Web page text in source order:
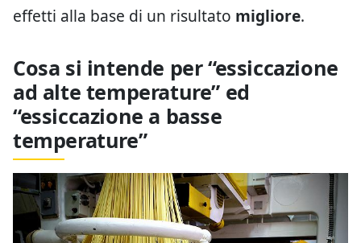
effetti alla base di un risultato migliore.
Cosa si intende per “essiccazione
ad alte temperature” ed
“essiccazione a basse
temperature”